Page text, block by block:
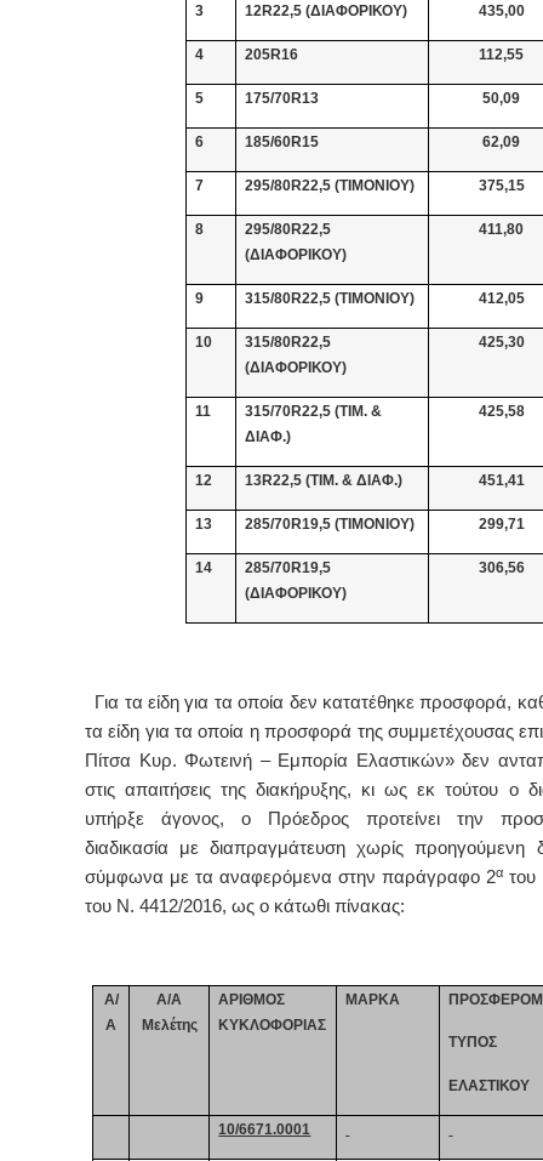
3 12R22,5 (ΔΙΑΦΟΡΙΚΟΥ) 435,00
4 205R16 112,55
5 175/70R13 50,09
6 185/60R15 62,09
7 295/80R22,5 (ΤΙΜΟΝΙΟΥ) 375,15
8
295/80R22,5
(ΔΙΑΦΟΡΙΚΟΥ)
411,80
9 315/80R22,5 (ΤΙΜΟΝΙΟΥ) 412,05
10
315/80R22,5
(ΔΙΑΦΟΡΙΚΟΥ)
425,30
11
315/70R22,5 (ΤΙΜ. &
ΔΙΑΦ.)
425,58
12 13R22,5(ΤΙΜ. & ΔΙΑΦ.) 451,41
13 285/70R19,5 (ΤΙΜΟΝΙΟΥ) 299,71
14
285/70R19,5
(ΔΙΑΦΟΡΙΚΟΥ)
306,56
Για τα είδη για τα οποία δεν κατατέθηκε προσφορά,
τα είδη για τα οποία η προσφορά της συμμετέχουσας
Πίτσα Κυρ. Φωτεινή – Εμπορία Ελαστικών» δεν
στις απαιτήσεις της διακήρυξης, κι ως εκ τούτου ο
υπήρξε άγονος, ο Πρόεδρος προτείνει την
διαδικασία με διαπραγμάτευση χωρίς προηγούμενη
σύμφωνα με τα αναφερόμενα στην παράγραφο 2α του
του Ν. 4412/2016, ως ο κάτωθι πίνακας:
Α/
Α
A/A
Μελέτης
ΑΡΙΘΜΟΣ
ΚΥΚΛOΦΟΡΙΑΣ
ΜΑΡΚΑ
ΤΥΠΟΣ
ΕΛΑΣΤΙΚΟΥ
10/6671.0001